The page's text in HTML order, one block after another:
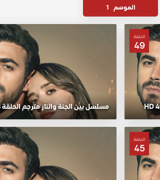
الموسم 1
الحلقة
49
مسلسل بين الجنة والنار مترجم الحلقة 48 HD
الحلقة
45